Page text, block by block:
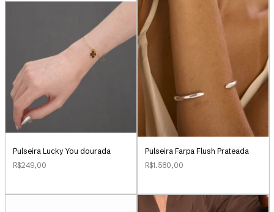
Pulseira Lucky You dourada
R$249,00
Pulseira Farpa Flush Prateada
R$1.580,00